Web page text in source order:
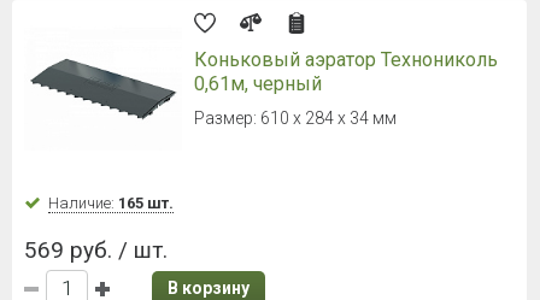
Коньковый аэратор Технониколь
0,61м, черный
Размер: 610 x 284 x 34 мм
Наличие: 165 шт.
569 руб. / шт.
В корзину